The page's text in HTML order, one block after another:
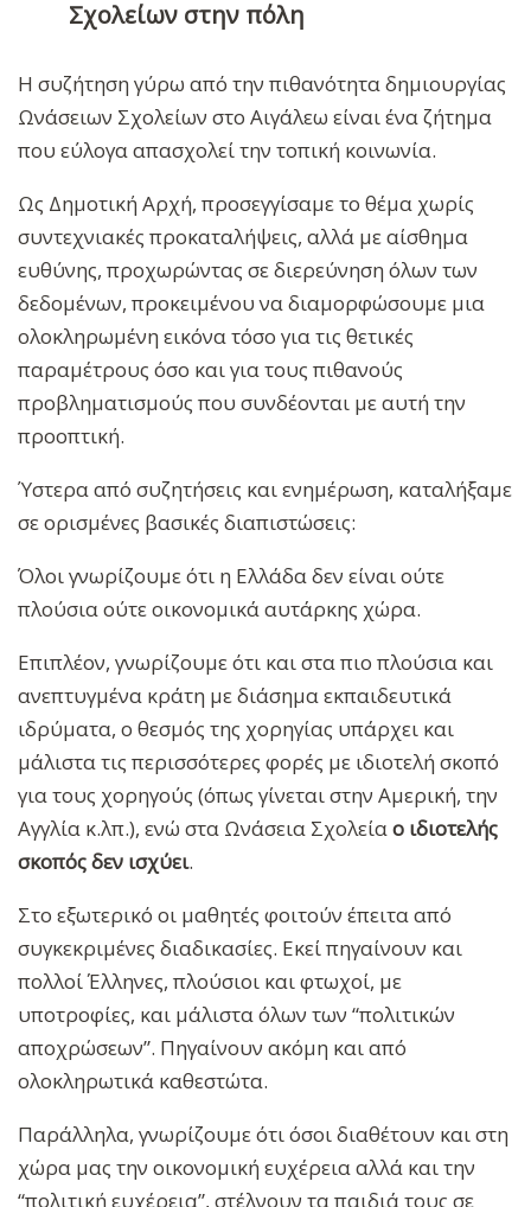
Σχολείων στην πόλη
Η συζήτηση γύρω από την πιθανότητα δημιουργίας
Ωνάσειων Σχολείων στο Αιγάλεω είναι ένα ζήτημα
που εύλογα απασχολεί την τοπική κοινωνία.
Ως Δημοτική Αρχή, προσεγγίσαμε το θέμα χωρίς
συντεχνιακές προκαταλήψεις, αλλά με αίσθημα
ευθύνης, προχωρώντας σε διερεύνηση όλων των
δεδομένων, προκειμένου να διαμορφώσουμε μια
ολοκληρωμένη εικόνα τόσο για τις θετικές
παραμέτρους όσο και για τους πιθανούς
προβληματισμούς που συνδέονται με αυτή την
προοπτική.
Ύστερα από συζητήσεις και ενημέρωση, καταλήξαμε
σε ορισμένες βασικές διαπιστώσεις:
Όλοι γνωρίζουμε ότι η Ελλάδα δεν είναι ούτε
πλούσια ούτε οικονομικά αυτάρκης χώρα.
Επιπλέον, γνωρίζουμε ότι και στα πιο πλούσια και
ανεπτυγμένα κράτη με διάσημα εκπαιδευτικά
ιδρύματα, ο θεσμός της χορηγίας υπάρχει και
μάλιστα τις περισσότερες φορές με ιδιοτελή σκοπό
για τους χορηγούς (όπως γίνεται στην Αμερική, την
Αγγλία κ.λπ.), ενώ στα Ωνάσεια Σχολεία ο ιδιοτελής
σκοπός δεν ισχύει.
Στο εξωτερικό οι μαθητές φοιτούν έπειτα από
συγκεκριμένες διαδικασίες. Εκεί πηγαίνουν και
πολλοί Έλληνες, πλούσιοι και φτωχοί, με
υποτροφίες, και μάλιστα όλων των “πολιτικών
αποχρώσεων”. Πηγαίνουν ακόμη και από
ολοκληρωτικά καθεστώτα.
Παράλληλα, γνωρίζουμε ότι όσοι διαθέτουν και στη
χώρα μας την οικονομική ευχέρεια αλλά και την
“πολιτική ευχέρεια”, στέλνουν τα παιδιά τους σε